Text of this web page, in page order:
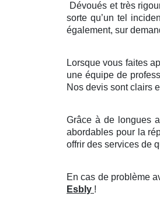
Dévoués et très
sorte qu’un tel
également, sur
Lorsque vous faites
une équipe de
Nos devis sont clairs
Grâce à de longues
abordables pour la
offrir des services de
En cas de problème
Esbly !